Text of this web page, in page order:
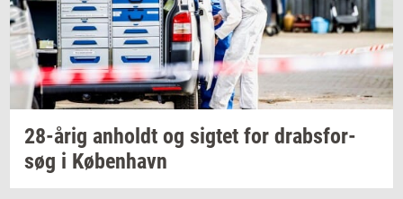
28-årig an­holdt og sig­tet for drabs­for­
søg i Kø­ben­havn